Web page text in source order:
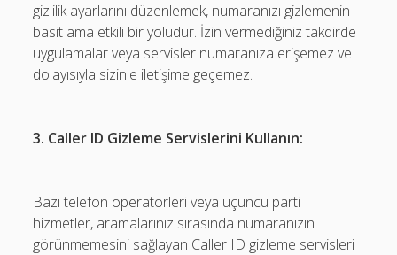
gizlilik ayarlarını düzenlemek, numaranızı gizlemenin
basit ama etkili bir yoludur. İzin vermediğiniz takdirde
uygulamalar veya servisler numaranıza erişemez ve
dolayısıyla sizinle iletişime geçemez.
3. Caller ID Gizleme Servislerini Kullanın:
Bazı telefon operatörleri veya üçüncü parti
hizmetler, aramalarınız sırasında numaranızın
görünmemesini sağlayan Caller ID gizleme servisleri